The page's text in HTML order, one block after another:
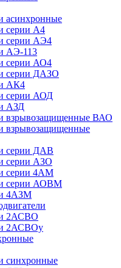
асинхронные
серии А4
серии АЭ4
АЭ-113
серии АО4
серии ДАЗО
АК4
серии АОД
АЗД
взрывозащищенные ВАО
взрывозащищенные
серии ДАВ
серии АЗО
серии 4АМ
серии АОВМ
4АЗМ
2АСВО
2АСВОу
синхронные